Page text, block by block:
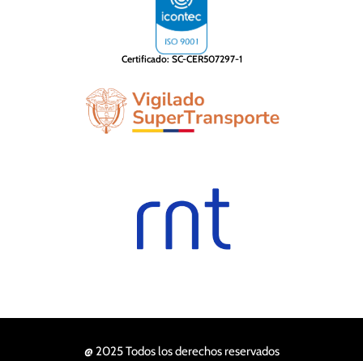
Certificado: SC-CER507297-1
@ 2025 Todos los derechos reservados